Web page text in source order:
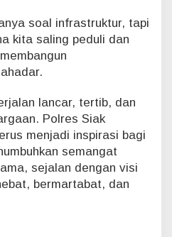
soal infrastruktur, tapi
kita saling peduli dan
lancar, tertib, dan
Polres Siak
menjadi inspirasi bagi
semangat
sejalan dengan visi
bermartabat, dan